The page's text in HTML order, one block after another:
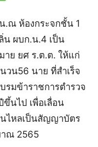
.ณ ห้องกระจกชั้น 1
น ผบก.น.4 เป็น
าย ยศ ร.ต.ต. ให้​แก่
วน56 นาย ที่สำเร็จ
รมข้าราชการตำรวจ
นไป เพื่อเลื่อน
ไหลเป็นสัญญาบัตร
าณ 2565